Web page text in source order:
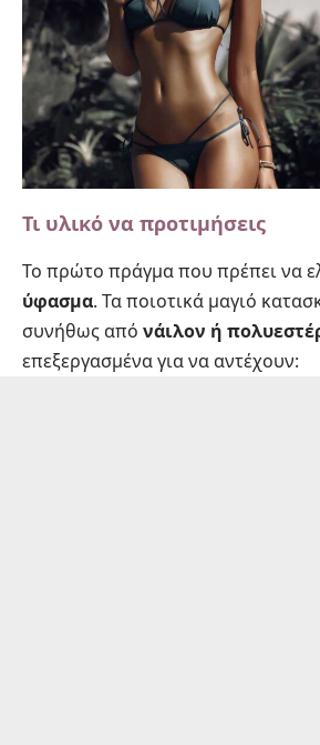
Τι υλικό να προτιμήσεις
Το πρώτο πράγμα που πρέπει να
ύφασμα. Τα ποιοτικά μαγιό
συνήθως από νάιλον ή
επεξεργασμένα για να αντέχουν: